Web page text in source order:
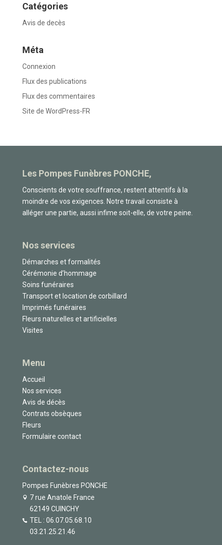
Catégories
Avis de decès
Méta
Connexion
Flux des publications
Flux des commentaires
Site de WordPress-FR
Les Pompes Funèbres PONCHE,
Conscients de votre souffrance, restent attentifs à la
moindre de vos exigences. Notre travail consiste à
alléger une partie, aussi infime soit-elle, de votre peine.
Nos services
Démarches et formalités
Cérémonie d’hommage
Soins funéraires
Transport et location de corbillard
Imprimés funéraires
Fleurs naturelles et artificielles
Visites
Menu
Accueil
Nos services
Avis de décès
Contrats obsèques
Fleurs
Formulaire contact
Contactez-nous
Pompes Funèbres PONCHE
7 rue Anatole France
62149 CUINCHY
TEL : 06.07.05.68.10
03.21.25.21.46